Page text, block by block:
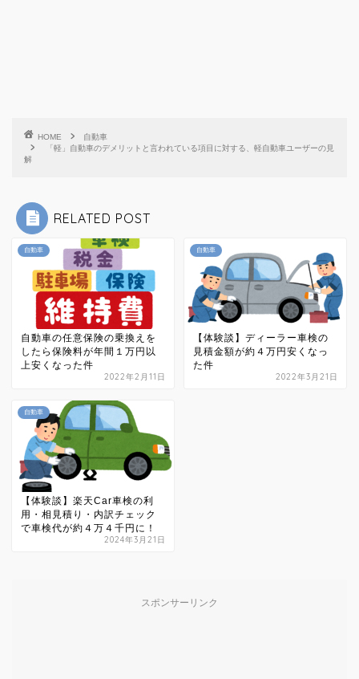
HOME
自動車
「軽」自動車のデメリットと言われている項目に対する、軽自動車ユーザーの見
解
RELATED POST
自動車
自動車の任意保険の乗換えを
したら保険料が年間１万円以
上安くなった件
2022年2月11日
自動車
【体験談】ディーラー車検の
見積金額が約４万円安くなっ
た件
2022年3月21日
自動車
【体験談】楽天Car車検の利
用・相見積り・内訳チェック
で車検代が約４万４千円に！
2024年3月21日
スポンサーリンク